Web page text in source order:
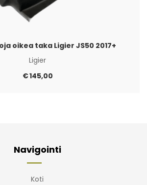
oikea taka Ligier JS50 2017+
Ligier
€145,00
Navigointi
Koti